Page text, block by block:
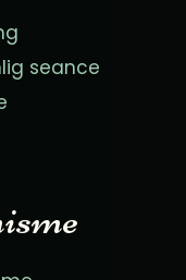
seance